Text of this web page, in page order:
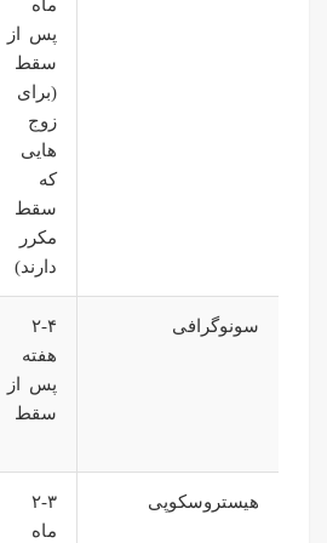
ماه
پس از
سقط
(برای
زوج‌
هایی
که
سقط
مکرر
دارند)
سونوگرافی
۲-۴
هفته
پس از
سقط
هیستروسکوپی
۲-۳
ماه